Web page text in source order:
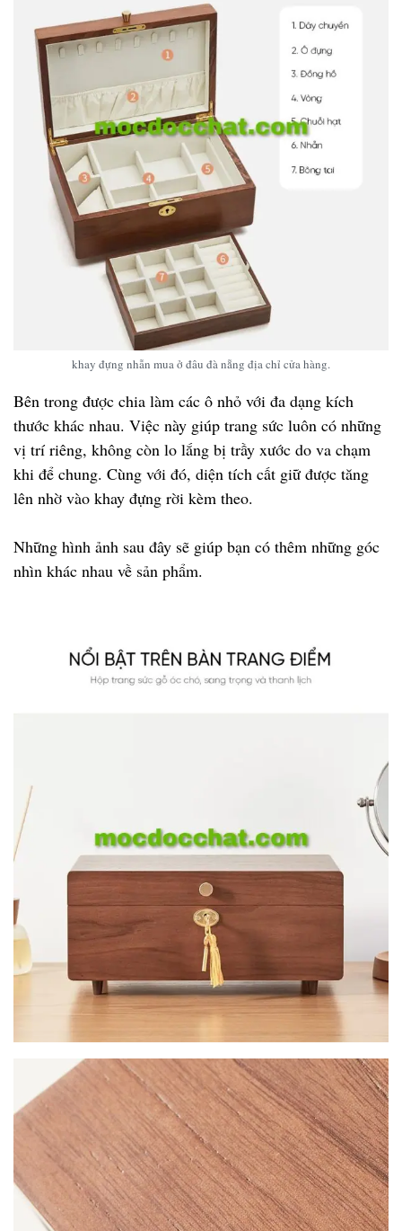
khay đựng nhẫn mua ở đâu đà nẵng địa chỉ cửa hàng.
Bên trong được chia làm các ô nhỏ với đa dạng kích
thước khác nhau. Việc này giúp trang sức luôn có những
vị trí riêng, không còn lo lắng bị trầy xước do va chạm
khi để chung. Cùng với đó, diện tích cất giữ được tăng
lên nhờ vào khay đựng rời kèm theo.
Những hình ảnh sau đây sẽ giúp bạn có thêm những góc
nhìn khác nhau về sản phẩm.